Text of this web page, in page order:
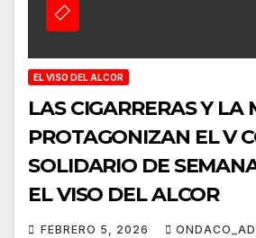
EL VISO DEL ALCOR
LAS CIGARRERAS Y LA
PROTAGONIZAN EL V
SOLIDARIO DE
EL VISO DEL ALCOR
FEBRERO 5, 2026